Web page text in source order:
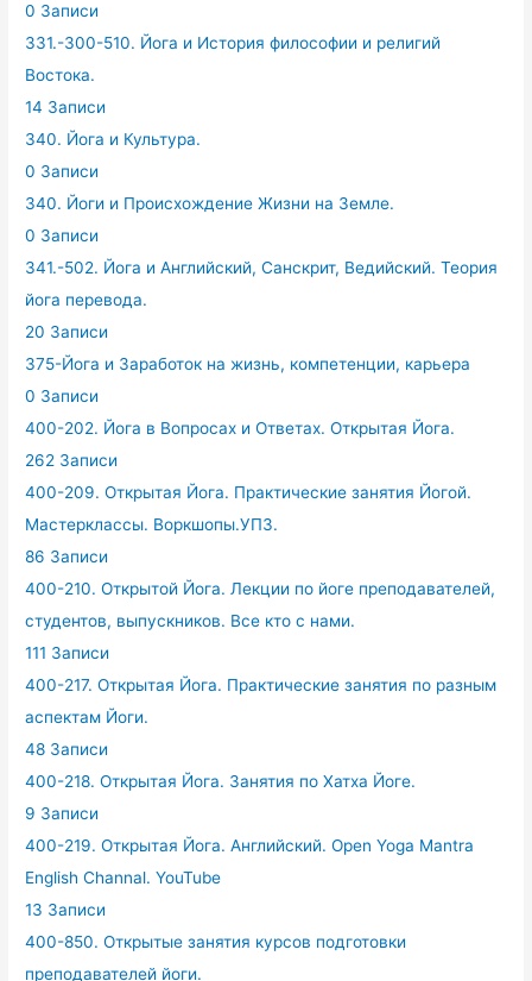
0 Записи
331.-300-510. Йога и История философии и религий
Востока.
14 Записи
340. Йога и Культура.
0 Записи
340. Йоги и Происхождение Жизни на Земле.
0 Записи
341.-502. Йога и Английский, Санскрит, Ведийский. Теория
йога перевода.
20 Записи
375-Йога и Заработок на жизнь, компетенции, карьера
0 Записи
400-202. Йога в Вопросах и Ответах. Открытая Йога.
262 Записи
400-209. Открытая Йога. Практические занятия Йогой.
Мастерклассы. Воркшопы.УПЗ.
86 Записи
400-210. Открытой Йога. Лекции по йоге преподавателей,
студентов, выпускников. Все кто с нами.
111 Записи
400-217. Открытая Йога. Практические занятия по разным
аспектам Йоги.
48 Записи
400-218. Открытая Йога. Занятия по Хатха Йоге.
9 Записи
400-219. Открытая Йога. Английский. Open Yoga Mantra
English Channal. YouTube
13 Записи
400-850. Открытые занятия курсов подготовки
преподавателей йоги.